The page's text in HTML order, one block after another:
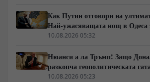
Как Путин отговори на
Най-ужасяващата нощ в Одеса
война. Пълно затъмнение.
10.08.2026 05:32
Нюанси а ла Тръмп! Защо
разкопча геополитическата
и се оттегля от украинския батак
10.08.2026 05:23